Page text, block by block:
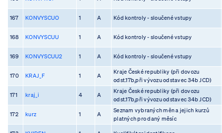
167 KONVYSCUO 1 A Kód kontroly - sloučené vstupy
168 KONVYSCUU 1 A Kód kontroly - sloučené vstupy
169 KONVYSCUU2 1 A Kód kontroly - sloučené vstupy
170 KRAJ_F 1 A
Kraje České republiky (při dovozu
odst.17b,při vývozu odstavec 34b JCD)
171 kraj_i 4 A
Kraje České republiky (při dovozu
odst.17b,při vývozu odstavec 34b JCD)
172 kurz 1 A
Seznam vybraných měn a jejich kurzů
platných pro daný měsíc